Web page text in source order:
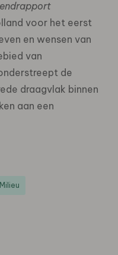
voor het eerst
en wensen van
van
de
draagvlak binnen
aan een